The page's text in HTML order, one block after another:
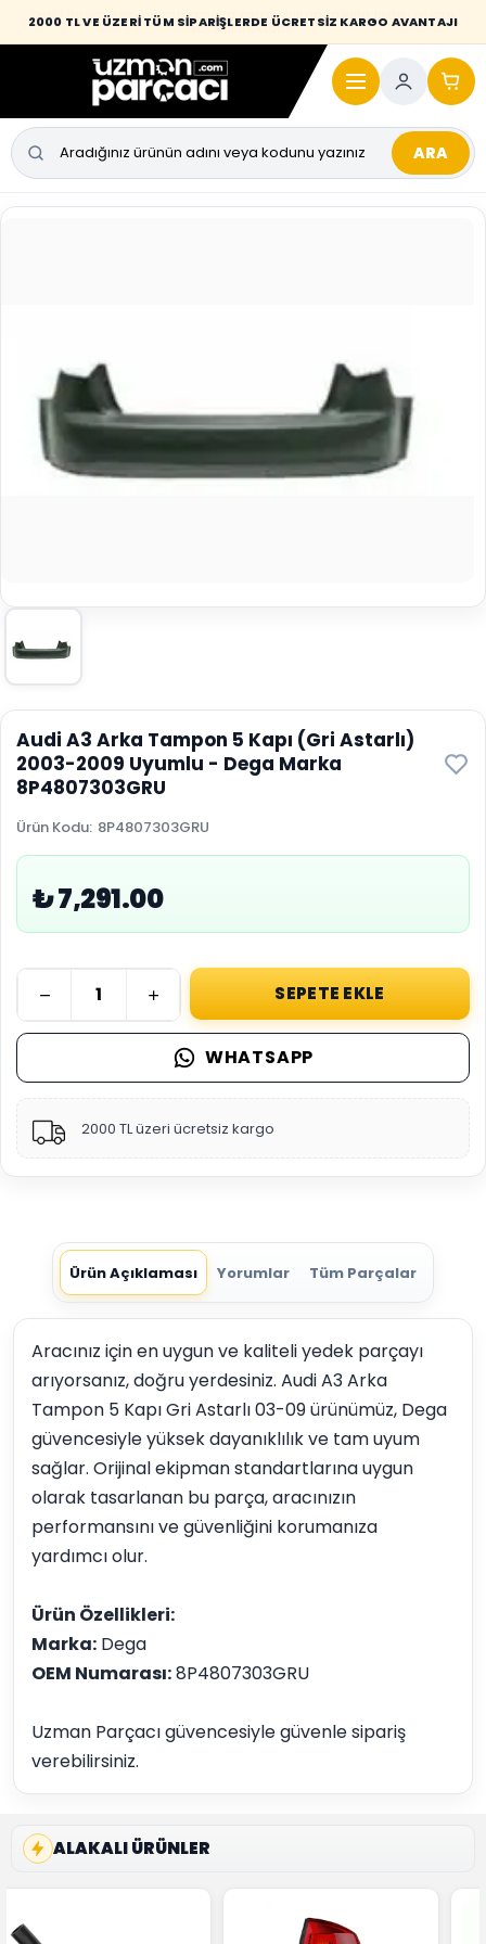
2000 TL VE ÜZERİ TÜM SİPARİŞLERDE ÜCRETSİZ KARGO AVANTAJI
Desi / hacim sınırını aşan kaporta parçalarında taşıma bedeli alıcıya
yansıtılmaktadır.
ARA
Audi A3 Arka Tampon 5 Kapı (Gri Astarlı)
2003-2009 Uyumlu - Dega Marka
8P4807303GRU
Ürün Kodu: 8P4807303GRU
₺ 7,291.00
SEPETE EKLE
WHATSAPP
2000 TL üzeri ücretsiz kargo
Ürün Açıklaması Yorumlar Tüm Parçalar
Aracınız için en uygun ve kaliteli yedek parçayı
arıyorsanız, doğru yerdesiniz. Audi A3 Arka
Tampon 5 Kapı Gri Astarlı 03-09 ürünümüz, Dega
güvencesiyle yüksek dayanıklılık ve tam uyum
sağlar. Orijinal ekipman standartlarına uygun
olarak tasarlanan bu parça, aracınızın
performansını ve güvenliğini korumanıza
yardımcı olur.
Ürün Özellikleri:
Marka: Dega
OEM Numarası:8P4807303GRU
Uzman Parçacı güvencesiyle güvenle sipariş
verebilirsiniz.
ALAKALI ÜRÜNLER